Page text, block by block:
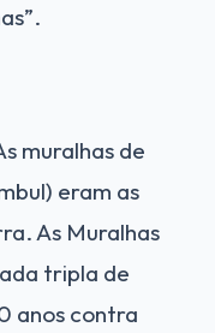
muralhas de
eram as
As Muralhas
tripla de
anos contra